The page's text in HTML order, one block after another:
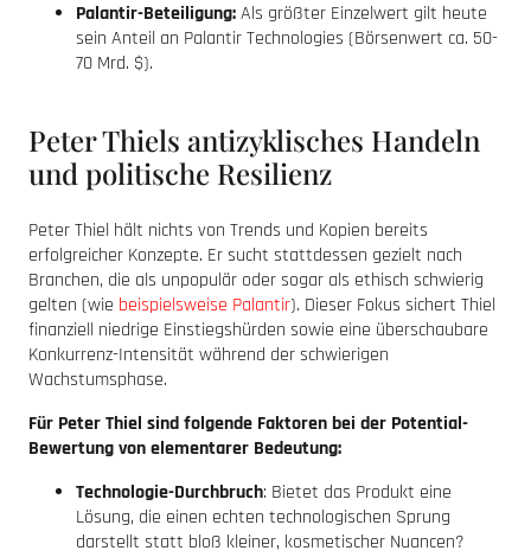
Palantir-Beteiligung:Als größter Einzelwert gilt heute
sein Anteil an Palantir Technologies (Börsenwert ca. 50-
70 Mrd. $).
Peter Thiels antizyklisches Handeln
und politische Resilienz
Peter Thiel hält nichts von Trends und Kopien bereits
erfolgreicher Konzepte. Er sucht stattdessen gezielt nach
Branchen, die als unpopulär oder sogar als ethisch schwierig
gelten (wie beispielsweise Palantir). Dieser Fokus sichert Thiel
finanziell niedrige Einstiegshürden sowie eine überschaubare
Konkurrenz-Intensität während der schwierigen
Wachstumsphase.
Für Peter Thiel sind folgende Faktoren bei der Potential-
Bewertung von elementarer Bedeutung:
Technologie-Durchbruch: Bietet das Produkt eine
Lösung, die einen echten technologischen Sprung
darstellt statt bloß kleiner, kosmetischer Nuancen?